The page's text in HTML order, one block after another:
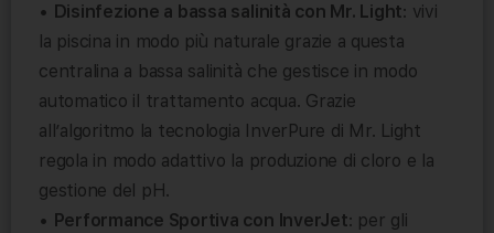
• Disinfezione a bassa salinità con Mr. Light: vivi
la piscina in modo più naturale grazie a questa
centralina a bassa salinità che gestisce in modo
automatico il trattamento acqua. Grazie
all’algoritmo la tecnologia InverPure di Mr. Light
regola in modo adattivo la produzione di cloro e la
gestione del pH.
• Performance Sportiva con InverJet: per gli